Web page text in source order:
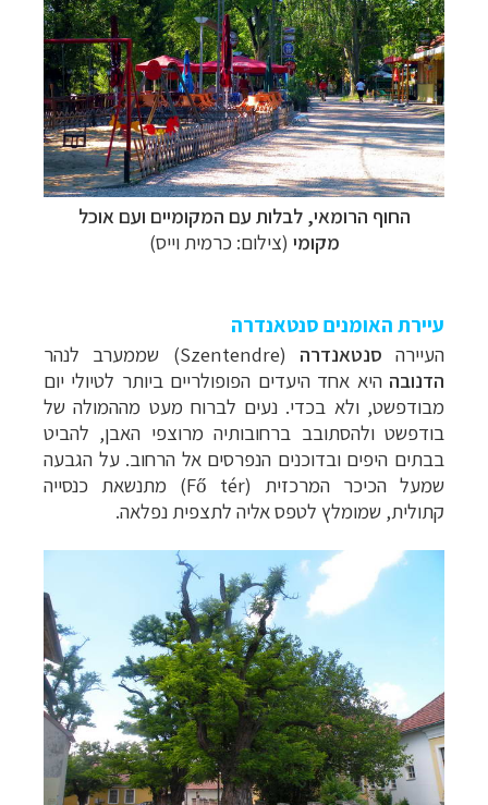
החוף הרומאי, לבלות עם המקומיים ועם אוכל
מקומי (צילום: כרמית וייס)
עיירת האומנים סנטאנדרה
העיירה סנטאנדרה (Szentendre) שממערב לנהר
הדנובההיא אחד היעדים הפופולריים ביותר לטיולי יום
מבודפשט, ולא בכדי. נעים לברוח מעט מההמולה של
בודפשט ולהסתובב ברחובותיה מרוצפי האבן, להביט
בבתים היפים ובדוכנים הנפרסים אל הרחוב. על הגבעה
שמעל הכיכר המרכזית (Fő tér) מתנשאת כנסייה
קתולית, שמומלץ לטפס אליה לתצפית נפלאה.